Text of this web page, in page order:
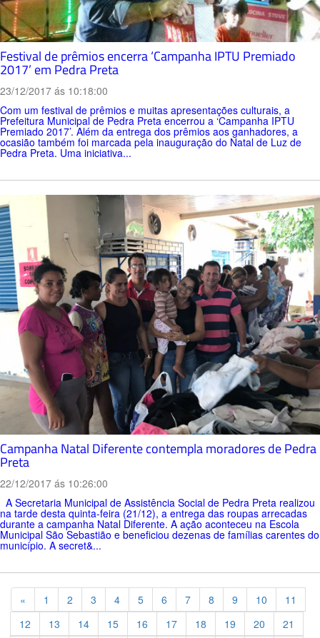
Festival de prêmios encerra ‘Campanha IPTU Premiado
2017’ em Pedra Preta
23/12/2017 ás 10:18:00
Com um festival de prêmios e muitas apresentações culturais, a
Prefeitura Municipal de Pedra Preta encerrou a ‘Campanha IPTU
Premiado 2017’. Além da entrega dos prêmios aos ganhadores, a
ocasião também foi marcada pela inauguração do Natal de Luz de
Pedra Preta. Uma iniciativa...
Campanha Natal Diferente contempla moradores de Pedra
Preta
22/12/2017 ás 10:26:00
A Secretaria Municipal de Assistência Social de Pedra Preta realizou
na tarde desta quinta-feira (21/12), a entrega das roupas arrecadas
durante a campanha Natal Diferente. A ação aconteceu na Escola
Municipal São Sebastião e beneficiou dezenas de famílias carentes do
município. A secret&...
« Previous
1 2 3 4 5 6 7 8 9 10
11
12
13 14 15 16 17 18 19 20
21